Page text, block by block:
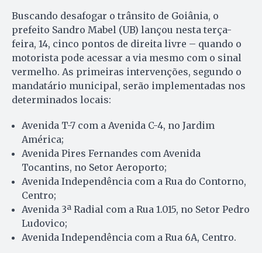
Buscando desafogar o trânsito de Goiânia, o
prefeito Sandro Mabel (UB) lançou nesta terça-
feira, 14, cinco pontos de direita livre – quando o
motorista pode acessar a via mesmo com o sinal
vermelho. As primeiras intervenções, segundo o
mandatário municipal, serão implementadas nos
determinados locais:
Avenida T-7 com a Avenida C-4, no Jardim
América;
Avenida Pires Fernandes com Avenida
Tocantins, no Setor Aeroporto;
Avenida Independência com a Rua do Contorno,
Centro;
Avenida 3ª Radial com a Rua 1.015, no Setor Pedro
Ludovico;
Avenida Independência com a Rua 6A, Centro.